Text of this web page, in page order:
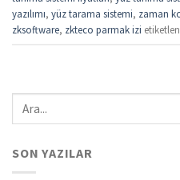
yazılımı, yüz tarama sistemi, zaman
zksoftware, zkteco parmak izi
SON YAZILAR